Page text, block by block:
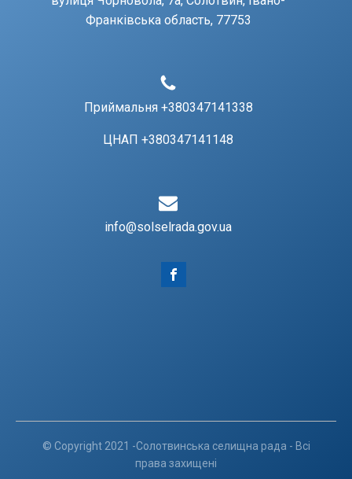
Франківська область, 77753
Приймальня +380347141338
ЦНАП +380347141148
info@solselrada.gov.ua
© Copyright 2021 -Солотвинська селищна рада - Всі
права захищені